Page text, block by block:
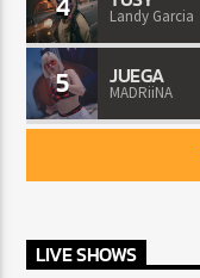
Landy Garcia
5 JUEGA
MADRiiNA
LIVE SHOWS